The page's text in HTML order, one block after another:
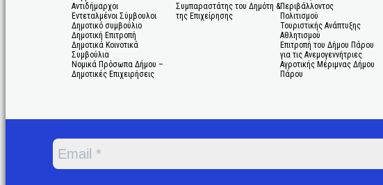
Αντιδήμαρχοι
Εντεταλμένοι Σύμβουλοι
Δημοτικό συμβούλιο
Δημοτική Επιτροπή
Δημοτικά Κοινοτικά
Συμβούλια
Νομικά Πρόσωπα Δήμου –
Δημοτικές Επιχειρήσεις
Συμπαραστάτης του Δημότη &
της Επιχείρησης
Περιβάλλοντος
Πολιτισμού
Τουριστικής Ανάπτυξης
Αθλητισμού
Επιτροπή του Δήμου Πάρου
για τις Ανεμογεννήτριες
Αγροτικής Μέριμνας Δήμου
Πάρου